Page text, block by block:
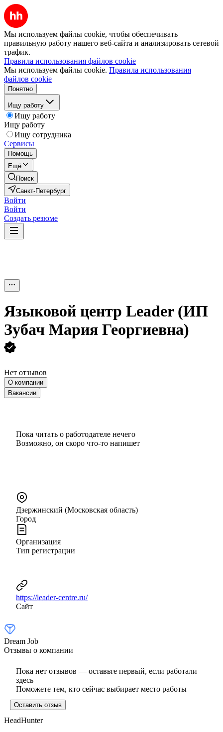
Мы используем файлы cookie, чтобы обеспечивать
правильную работу нашего веб-сайта и анализировать сетевой
трафик.
Правила использования файлов cookie
Мы используем файлы cookie. Правила использования
файлов cookie
Понятно
Ищу работу
Ищу работу
Ищу работу
Ищу сотрудника
Сервисы
Помощь
Ещё
Поиск
Санкт-Петербург
Войти
Войти
Создать резюме
Языковой центр Leader (ИП
Зубач Мария Георгиевна)
Нет отзывов
О компании
Вакансии
Пока читать о работодателе нечего
Возможно, он скоро что‑то напишет
Дзержинский (Московская область)
Город
Организация
Тип регистрации
https://leader-centre.ru/
Сайт
Dream Job
Отзывы о компании
Пока нет отзывов — оставьте первый, если работали
здесь
Поможете тем, кто сейчас выбирает место работы
Оставить отзыв
HeadHunter